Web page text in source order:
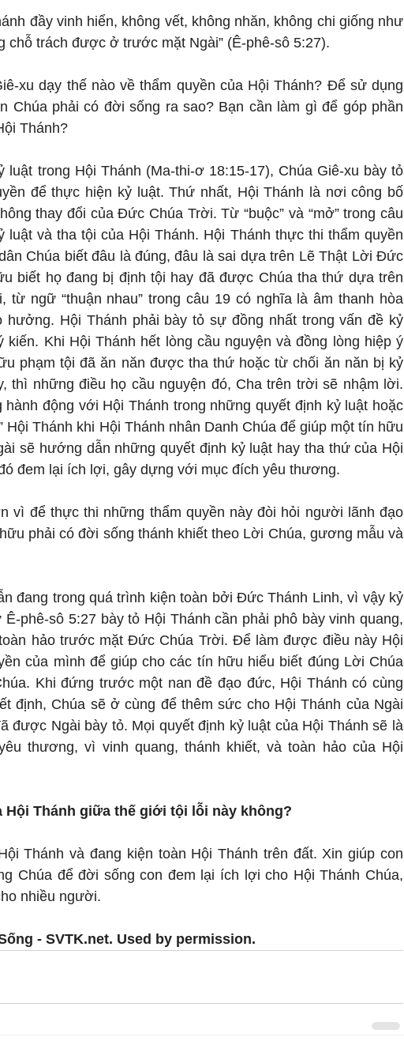
đầy vinh hiển, không vết, không nhăn, không chi giống như
chỗ trách được ở trước mặt Ngài” (Ê-phê-sô 5:27).
xu dạy thế nào về thẩm quyền của Hội Thánh? Để sử dụng
Chúa phải có đời sống ra sao? Bạn cần làm gì để góp phần
Thánh?
luật trong Hội Thánh (Ma-thi-ơ 18:15-17), Chúa Giê-xu bày tỏ
để thực hiện kỷ luật. Thứ nhất, Hội Thánh là nơi công bố
thay đổi của Đức Chúa Trời. Từ “buộc” và “mở” trong câu
luật và tha tội của Hội Thánh. Hội Thánh thực thi thẩm quyền
Chúa biết đâu là đúng, đâu là sai dựa trên Lẽ Thật Lời Đức
biết họ đang bị định tội hay đã được Chúa tha thứ dựa trên
từ ngữ “thuận nhau” trong câu 19 có nghĩa là âm thanh hòa
hưởng. Hội Thánh phải bày tỏ sự đồng nhất trong vấn đề kỷ
kiến. Khi Hội Thánh hết lòng cầu nguyện và đồng lòng hiệp ý
phạm tội đã ăn năn được tha thứ hoặc từ chối ăn năn bị kỷ
thì những điều họ cầu nguyện đó, Cha trên trời sẽ nhậm lời.
động với Hội Thánh trong những quyết định kỷ luật hoặc
Hội Thánh khi Hội Thánh nhân Danh Chúa để giúp một tín hữu
sẽ hướng dẫn những quyết định kỷ luật hay tha thứ của Hội
đem lại ích lợi, gây dựng với mục đích yêu thương.
vì để thực thi những thẩm quyền này đòi hỏi người lãnh đạo
phải có đời sống thánh khiết theo Lời Chúa, gương mẫu và
đang trong quá trình kiện toàn bởi Đức Thánh Linh, vì vậy kỷ
Ê-phê-sô 5:27 bày tỏ Hội Thánh cần phải phô bày vinh quang,
hảo trước mặt Đức Chúa Trời. Để làm được điều này Hội
của mình để giúp cho các tín hữu hiểu biết đúng Lời Chúa
Khi đứng trước một nan đề đạo đức, Hội Thánh có cùng
định, Chúa sẽ ở cùng để thêm sức cho Hội Thánh của Ngài
được Ngài bày tỏ. Mọi quyết định kỷ luật của Hội Thánh sẽ là
thương, vì vinh quang, thánh khiết, và toàn hảo của Hội
Hội Thánh giữa thế giới tội lỗi này không?
Thánh và đang kiện toàn Hội Thánh trên đất. Xin giúp con
Chúa để đời sống con đem lại ích lợi cho Hội Thánh Chúa,
nhiều người.
- SVTK.net. Used by permission.